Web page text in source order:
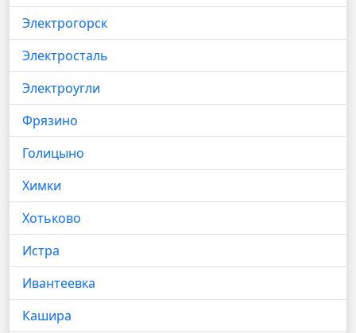
Электрогорск
Электросталь
Электроугли
Фрязино
Голицыно
Химки
Хотьково
Истра
Ивантеевка
Кашира